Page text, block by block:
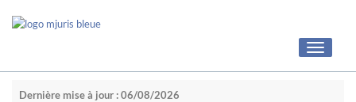
Toggle
Dernière mise à jour : 06/08/2026